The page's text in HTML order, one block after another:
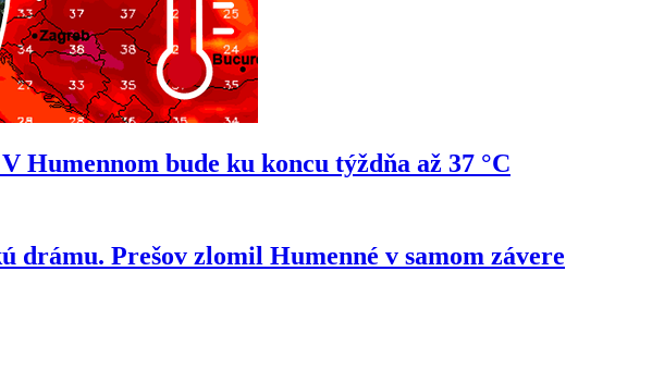
Humennom bude ku koncu týždňa až 37 °C
drámu. Prešov zlomil Humenné v samom závere